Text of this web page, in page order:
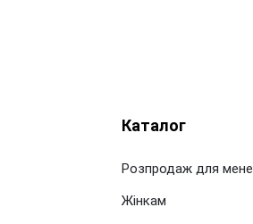
Каталог
Розпродаж для мене
Жінкам